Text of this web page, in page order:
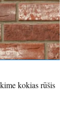
kokias rūšis